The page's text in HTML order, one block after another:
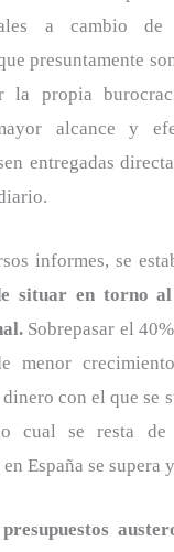
a cambio de
presuntamente
la propia
alcance y
entregadas
informes, se
situar en torno
Sobrepasar el
menor
con el que se
cual se resta de
España se supera